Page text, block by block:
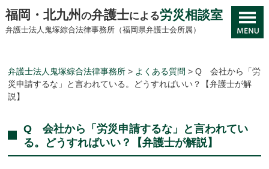
福岡・北九州 の弁護士による労災相談室
弁護士法人鬼塚綜合法律事務所（福岡県弁護士会所属）
弁護士法人鬼塚綜合法律事務所 > よくある質問 >Q 会社から「労
災申請するな」と言われている。どうすればいい？【弁護士が解
説】
Q 会社から「労災申請するな」と言われてい
る。どうすればいい？【弁護士が解説】